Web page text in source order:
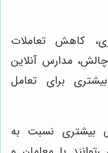
کاهش تعاملات
مدارس آنلاین
برای تعامل
بیشتری نسبت به